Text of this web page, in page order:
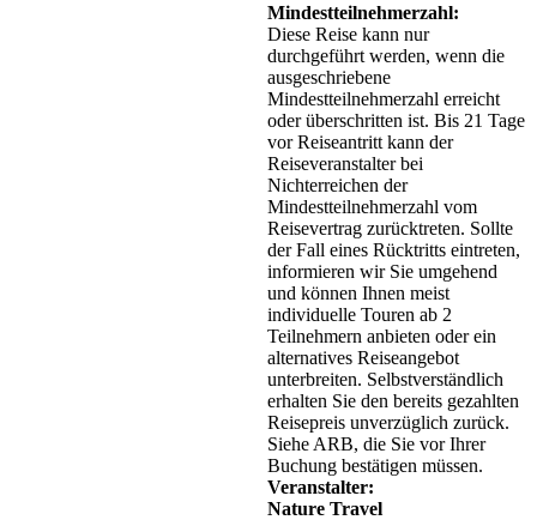
Mindestteilnehmerzahl:
Diese Reise kann nur
durchgeführt werden, wenn die
ausgeschriebene
Mindestteilnehmerzahl erreicht
oder überschritten ist. Bis 21 Tage
vor Reiseantritt kann der
Reiseveranstalter bei
Nichterreichen der
Mindestteilnehmerzahl vom
Reisevertrag zurücktreten. Sollte
der Fall eines Rücktritts eintreten,
informieren wir Sie umgehend
und können Ihnen meist
individuelle Touren ab 2
Teilnehmern anbieten oder ein
alternatives Reiseangebot
unterbreiten. Selbstverständlich
erhalten Sie den bereits gezahlten
Reisepreis unverzüglich zurück.
Siehe ARB, die Sie vor Ihrer
Buchung bestätigen müssen.
Veranstalter:
Nature Travel